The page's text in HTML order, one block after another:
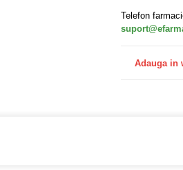
Telefon
Adauga in